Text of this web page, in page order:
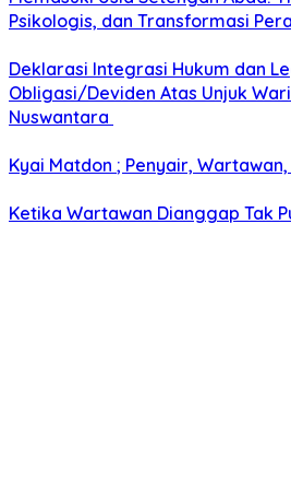
Psikologis, dan Transformasi
Deklarasi Integrasi Hukum dan
Obligasi/Deviden Atas Unjuk
Nuswantara
Kyai Matdon ; Penyair,
Ketika Wartawan Dianggap Tak